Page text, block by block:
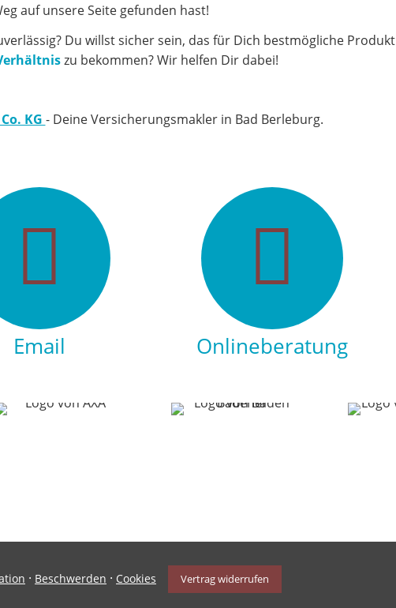
auf unsere Seite gefunden hast!
Du willst sicher sein, das für Dich bestmögliche Produkt
zu bekommen? Wir helfen Dir dabei!
KG - Deine Versicherungsmakler in Bad Berleburg.
Email Onlineberatung
· Beschwerden · Cookies Vertrag widerrufen